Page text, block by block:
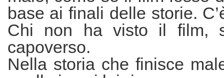
base ai finali delle storie.
Chi non ha visto il film,
capoverso.
Nella storia che finisce